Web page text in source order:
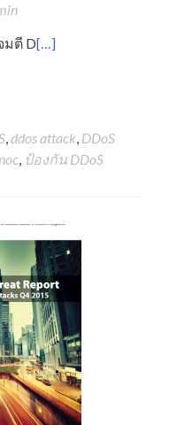
มตี D[…]
,ddos attack, DDoS
, ป้องกัน DDoS